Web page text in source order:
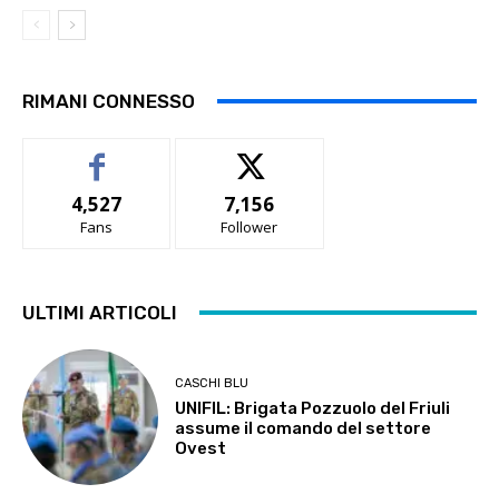
RIMANI CONNESSO
4,527
Fans
7,156
Follower
ULTIMI ARTICOLI
CASCHI BLU
UNIFIL: Brigata Pozzuolo del Friuli
assume il comando del settore
Ovest